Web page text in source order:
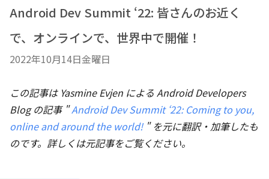
Android Dev Summit ‘22: 皆さんのお近く
で、オンラインで、世界中で開催！
2022年10月14日金曜日
この記事は Yasmine Evjen による Android Developers
Blog の記事 "Android Dev Summit ‘22: Coming to you,
online and around the world! " を元に翻訳・加筆したも
のです。詳しくは元記事をご覧ください。